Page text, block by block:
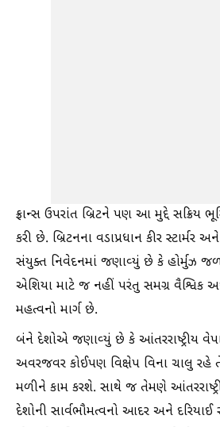
ફ્રાન્સ ઉપરાંત બ્રિટને પણ આ મુદ્દે સક્રિય
કરી છે. બ્રિટનના વડાપ્રધાન કીર સ્ટાર્મર અને
સંયુક્ત નિવેદનમાં જણાવ્યું છે કે હોર્મુઝ
એશિયા માટે જ નહીં પરંતુ સમગ્ર વૈશ્વિક
મહત્વનો માર્ગ છે.
બંને દેશોએ જણાવ્યું છે કે આંતરરાષ્ટ્રીય
અવરજવર કોઈપણ વિક્ષેપ વિના ચાલુ
મળીને કામ કરશે. સાથે જ તેમણે
દેશોની સાર્વભૌમત્વનો આદર અને દરિયાઈ